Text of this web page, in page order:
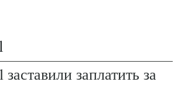
заплатить за